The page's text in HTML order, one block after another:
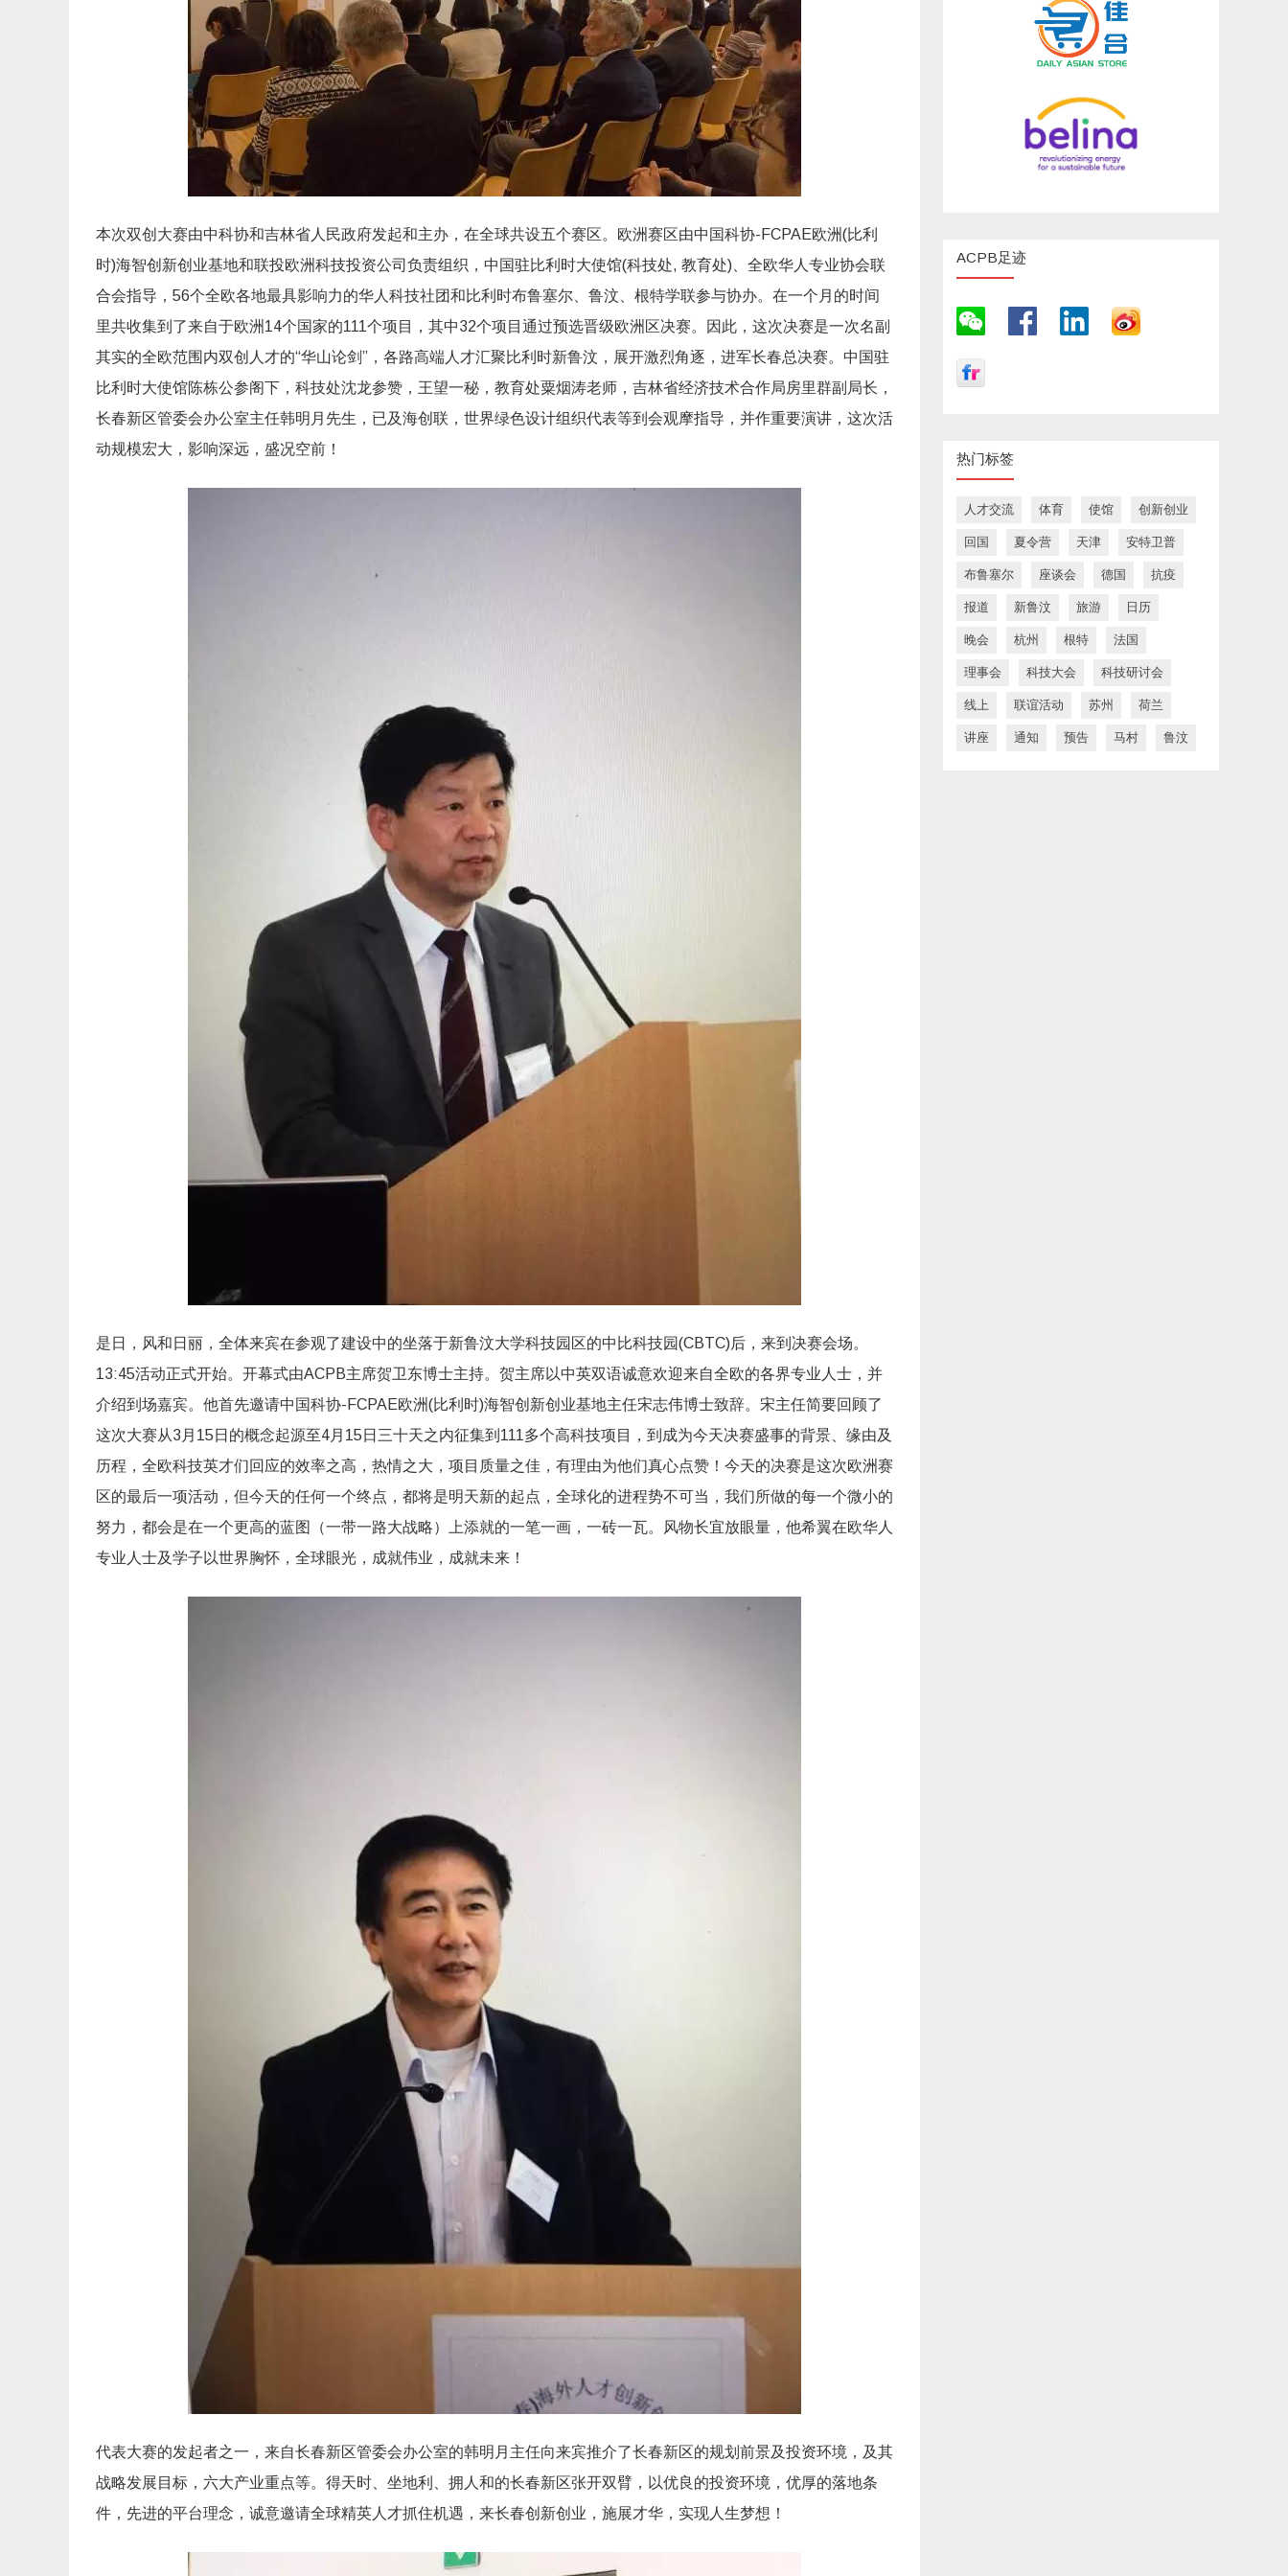
本次双创大赛由中科协和吉林省人民政府发起和主办， 在全球共设五个赛区。欧洲赛区由中国科协-FCPAE欧洲(比利
时)海智创新创业基地和联投欧洲科技投资公司负责组织， 中国驻比利时大使馆(科技处, 教育处)、全欧华人专业协会联
合会指导， 56个全欧各地最具影响力的华人科技社团和比利时布鲁塞尔、 鲁汶、根特学联参与协办。 在一个月的时间
里共收集到了来自于欧洲14个国家的111个项目
，其中32个项目通过预选晋级欧洲区决赛。因此， 这次决赛是一次名副
其实的全欧范围内双创人才的“华山论剑”， 各路高端人才汇聚比利时新鲁汶，展开激烈角逐，进军长春总决赛。 中国驻
比利时大使馆陈栋公参阁下，科技处沈龙参赞，王望一秘， 教育处粟烟涛老师，吉林省经济技术合作局房里群副局长，
长春新区管委会办公室主任韩明月先生，已及海创联， 世界绿色设计组织代表等到会观摩指导，并作重要演讲， 这次活
动规模宏大，影响深远，盛况空前！
是日，风和日丽， 全体来宾在参观了建设中的坐落于新鲁汶大学科技园区的中比科技园(CBTC)后，来到决赛会场。
13:45活动正式开始。 开幕式由ACPB主席贺卫东博士主持。 贺主席以中英双语诚意欢迎来自全欧的各界专业人士， 并
介绍到场嘉宾。他首先邀请中国科协-FCPAE欧洲(比利时)海智创新创业基地主任宋志伟博士致辞。 宋主任简要回顾了
这次大赛从3月15日的概念起源至4月15日三十天之内征集到111多个高科技项目， 到成为今天决赛盛事的背景、缘由及
历程， 全欧科技英才们回应的效率之高，热情之大，项目质量之佳， 有理由为他们真心点赞！ 今天的决赛是这次欧洲赛
区的最后一项活动， 但今天的任何一个终点，都将是明天新的起点， 全球化的进程势不可当，我们所做的每一个微小的
努力， 都会是在一个更高的蓝图（一带一路大战略）上添就的一笔一画， 一砖一瓦。风物长宜放眼量， 他希翼在欧华人
专业人士及学子以世界胸怀，全球眼光，成就伟业， 成就未来！
代表大赛的发起者之一， 来自长春新区管委会办公室的韩明月主任向来宾推介了长春新区的规划前景及投资环境，及其
战略发展目标，六大产业重点等。得天时、 坐地利、拥人和的长春新区张开双臂，以优良的投资环境， 优厚的落地条
件，先进的平台理念， 诚意邀请全球精英人才抓住机遇，来长春创新创业，施展才华， 实现人生梦想！
ACPB足迹
热门标签
人才交流 体育 使馆 创新创业
回国 夏令营 天津 安特卫普
布鲁塞尔 座谈会 德国 抗疫
报道 新鲁汶 旅游 日历
晚会 杭州 根特 法国
理事会 科技大会 科技研讨会
线上 联谊活动 苏州 荷兰
讲座 通知 预告 马村 鲁汶